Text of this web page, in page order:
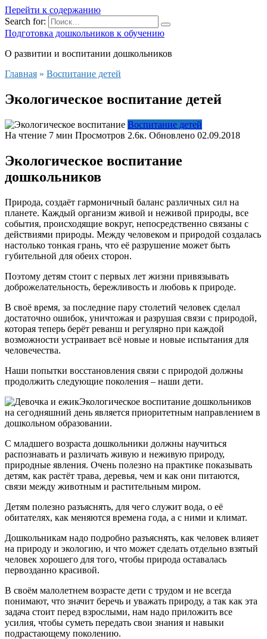
Перейти к содержанию
Search for:
Подготовка дошкольников к обучению
О развитии и воспитании дошкольников
Главная » Воспитание детей
Экологическое воспитание детей
Воспитание детей
На чтение 7 мин Просмотров 2.6к. Обновлено 02.09.2018
Экологическое воспитание
дошкольников
Природа, создаёт гармоничный баланс различных сил на
планете. Каждый организм живой и неживой природы, все
события, происходящие вокруг, непосредственно связаны с
действиями природы. Между человеком и природой создалась
настолько тонкая грань, что её разрушение может быть
губительной для обеих сторон.
Поэтому детям стоит с первых лет жизни привязывать
доброжелательность, бережливость и любовь к природе.
В своё время, за последние пару столетий человек сделал
достаточно ошибок, уничтожая и разрушая связи с природой,
которая теперь берёт реванш и регулярно при каждой
возможности устраивает всё новые и новые испытания для
человечества.
Наши попытки восстановления связи с природой должны
продолжить следующие поколения – наши дети.
Экологическое воспитание дошкольников
на сегодняшний день является приоритетным направлением в
дошкольном образовании.
С младшего возраста дошкольники должны научиться
распознавать и различать живую и неживую природу,
природные явления. Очень полезно на практике показывать
детям, как растёт трава, деревья, чем и как они питаются,
связи между животным и растительным миром.
Детям полезно разъяснять, для чего служит вода, о её
обитателях, как меняются времена года, а с ними и климат.
Дошкольникам надо подробно разъяснять, как человек влияет
на природу и экологию, и что может сделать отдельно взятый
человек хорошего для того, чтобы природа оставалась
первозданно красивой.
В своём малолетнем возрасте дети с трудом и не всегда
понимают, что значит беречь и уважать природу, а так как эта
задача стоит перед взрослыми, нам надо приложить все
усилия, чтобы суметь передать свои знания и навыки
подрастающему поколению.